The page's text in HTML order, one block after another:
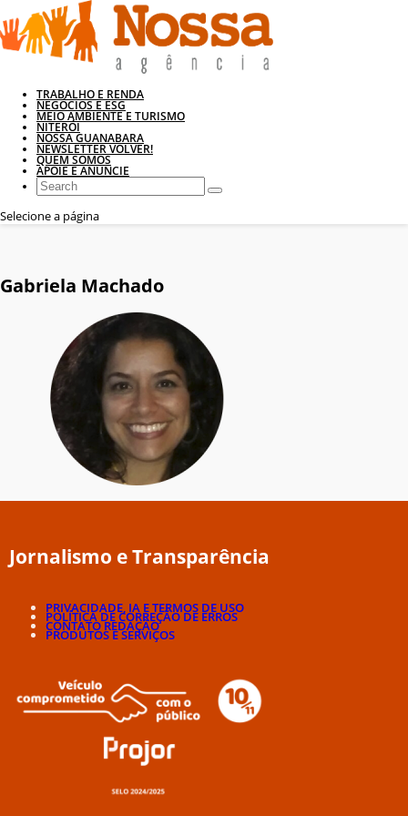
TRABALHO E RENDA
NEGÓCIOS E ESG
MEIO AMBIENTE E TURISMO
NITERÓI
NOSSA GUANABARA
NEWSLETTER VOLVER!
QUEM SOMOS
APOIE E ANUNCIE
Selecione a página
Gabriela Machado
Jornalismo e Transparência
PRIVACIDADE, IA E TERMOS DE USO
POLÍTICA DE CORREÇÃO DE ERROS
CONTATO REDAÇÃO
PRODUTOS E SERVIÇOS